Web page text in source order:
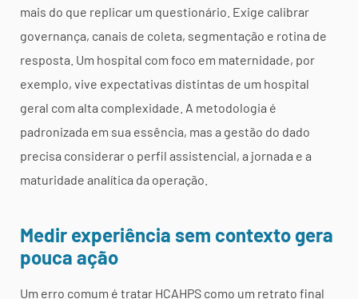
mais do que replicar um questionário. Exige calibrar
governança, canais de coleta, segmentação e rotina de
resposta. Um hospital com foco em maternidade, por
exemplo, vive expectativas distintas de um hospital
geral com alta complexidade. A metodologia é
padronizada em sua essência, mas a gestão do dado
precisa considerar o perfil assistencial, a jornada e a
maturidade analítica da operação.
Medir experiência sem contexto gera
pouca ação
Um erro comum é tratar HCAHPS como um retrato final